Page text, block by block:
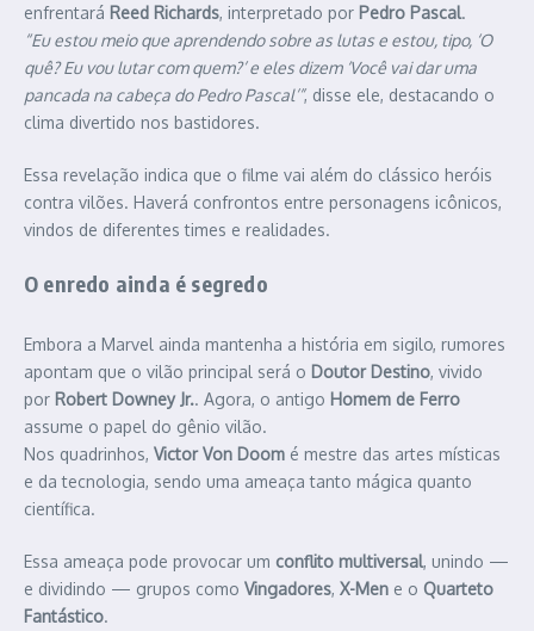
enfrentará Reed Richards, interpretado por Pedro Pascal.
“Eu estou meio que aprendendo sobre as lutas e estou, tipo, ‘O
quê? Eu vou lutar com quem?’ e eles dizem ‘Você vai dar uma
pancada na cabeça do Pedro Pascal’”, disse ele, destacando o
clima divertido nos bastidores.
Essa revelação indica que o filme vai além do clássico heróis
contra vilões. Haverá confrontos entre personagens icônicos,
vindos de diferentes times e realidades.
O enredo ainda é segredo
Embora a Marvel ainda mantenha a história em sigilo, rumores
apontam que o vilão principal será o Doutor Destino, vivido
por Robert Downey Jr.. Agora, o antigo Homem de Ferro
assume o papel do gênio vilão.
Nos quadrinhos, Victor Von Doom é mestre das artes místicas
e da tecnologia, sendo uma ameaça tanto mágica quanto
científica.
Essa ameaça pode provocar um conflito multiversal, unindo —
e dividindo — grupos como Vingadores, X-Men e o Quarteto
Fantástico.